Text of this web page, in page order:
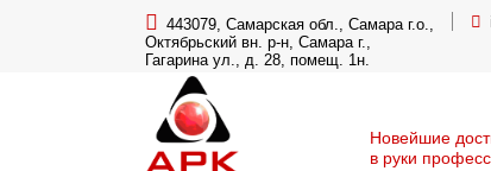
443079, Самарская обл., Самара г.о.,
Октябрьский вн. р-н, Самара г.,
Гагарина ул., д. 28, помещ. 1н.
Новейшие
в руки